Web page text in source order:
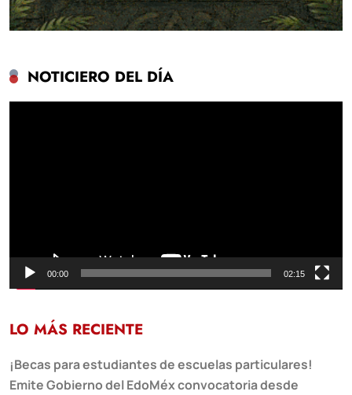
NOTICIERO DEL DÍA
00:00 02:15
LO MÁS RECIENTE
¡Becas para estudiantes de escuelas particulares!
Emite Gobierno del EdoMéx convocatoria desde